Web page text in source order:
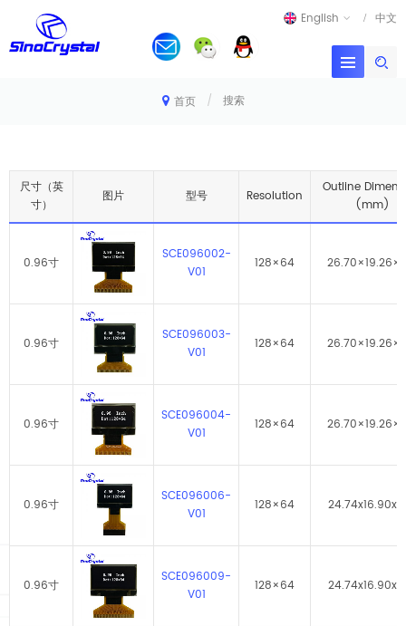
English 中文
首页 / 搜索
尺寸（英
寸）
图片 型号 Resolution
Outline
(mm)
0.96寸
SCE096002-
V01
128×64
0.96寸
SCE096003-
V01
128×64
0.96寸
SCE096004-
V01
128×64
0.96寸
SCE096006-
V01
128×64
0.96寸
SCE096009-
V01
128×64